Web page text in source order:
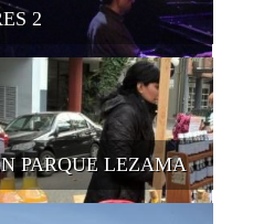
2
PARQUE LEZAMA